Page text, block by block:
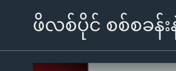
ဖိလစ်ပိုင် စစ်စခန်